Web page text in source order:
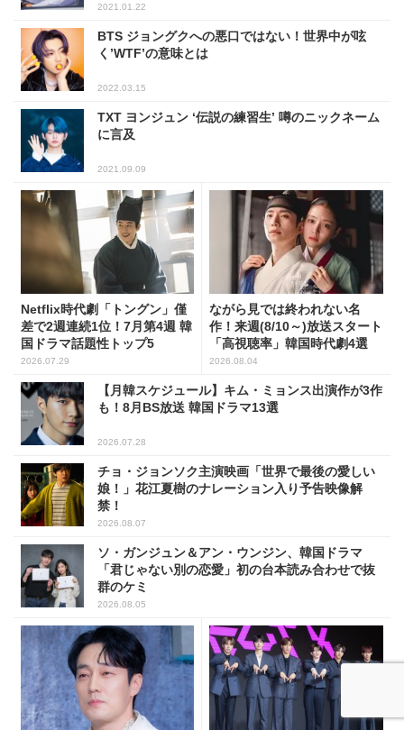
2021.01.22
BTS ジョングクへの悪口ではない！世界中が呟
く’WTF’の意味とは
2022.03.15
TXT ヨンジュン ‘伝説の練習生’ 噂のニックネーム
に言及
2021.09.09
Netflix時代劇「トングン」僅
差で2週連続1位！7月第4週 韓
国ドラマ話題性トップ5
2026.07.29
ながら見では終われない名
作！来週(8/10～)放送スタート
「高視聴率」韓国時代劇4選
2026.08.04
【月韓スケジュール】キム・ミョンス出演作が3作
も！8月BS放送 韓国ドラマ13選
2026.07.28
チョ・ジョンソク主演映画「世界で最後の愛しい
娘！」花江夏樹のナレーション入り予告映像解
禁！
2026.08.07
ソ・ガンジュン＆アン・ウンジン、韓国ドラマ
「君じゃない別の恋愛」初の台本読み合わせで抜
群のケミ
2026.08.05